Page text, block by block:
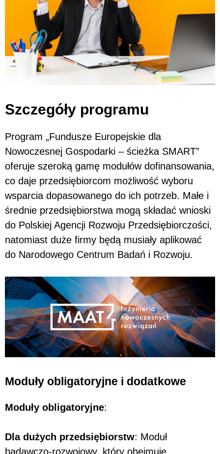
Szczegóły programu
Program „Fundusze Europejskie dla
Nowoczesnej Gospodarki – ścieżka SMART”
oferuje szeroką gamę modułów dofinansowania,
co daje przedsiębiorcom możliwość wyboru
wsparcia dopasowanego do ich potrzeb. Małe i
średnie przedsiębiorstwa mogą składać wnioski
do Polskiej Agencji Rozwoju Przedsiębiorczości,
natomiast duże firmy będą musiały aplikować
do Narodowego Centrum Badań i Rozwoju.
Moduły obligatoryjne i dodatkowe
Moduły obligatoryjne:
Dla dużych przedsiębiorstw: Moduł
badawczo-rozwojowy, który obejmuje